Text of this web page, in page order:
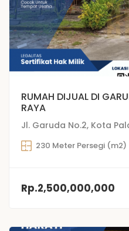
RUMAH DIJUAL DI
RAYA
Jl. Garuda No.2, Kota
230 Meter Persegi (m2)
Rp.2,500,000,000